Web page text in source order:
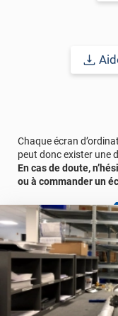
*****
Il y a
Parfait ! Très
*****
Il y a
Rapide Très bon
*****
Il y a
Produit conforme
la description Rien
*****
Il y a
Excellent
*****
Il y a
Chaque écran
peut donc exister une
En cas de doute,
ou à commander un